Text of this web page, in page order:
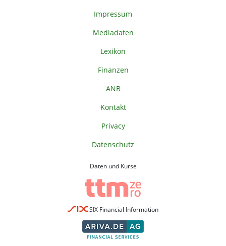
Impressum
Mediadaten
Lexikon
Finanzen
ANB
Kontakt
Privacy
Datenschutz
Daten und Kurse
SIX Financial Information